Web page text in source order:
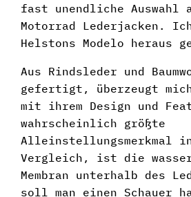
fast unendliche Auswahl
Motorrad Lederjacken.
Helstons Modelo heraus
Aus Rindsleder und
gefertigt, überzeugt
mit ihrem Design und
wahrscheinlich größte
Alleinstellungsmerkmal
Vergleich, ist die
Membran unterhalb des
soll man einen Schauer